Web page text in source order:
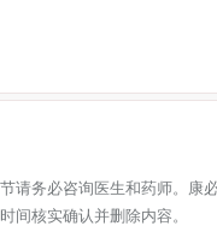
请务必咨询医生和药师。康
间核实确认并删除内容。